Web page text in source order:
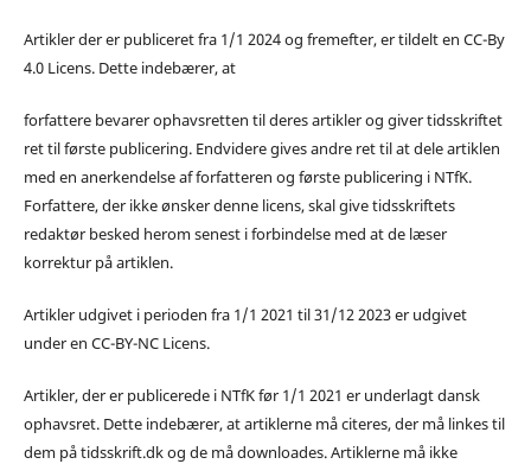
Artikler der er publiceret fra 1/1 2024 og fremefter, er tildelt en CC-By
4.0 Licens. Dette indebærer, at
forfattere bevarer ophavsretten til deres artikler og giver tidsskriftet
ret til første publicering. Endvidere gives andre ret til at dele artiklen
med en anerkendelse af forfatteren og første publicering i NTfK.
Forfattere, der ikke ønsker denne licens, skal give tidsskriftets
redaktør besked herom senest i forbindelse med at de læser
korrektur på artiklen.
Artikler udgivet i perioden fra 1/1 2021 til 31/12 2023 er udgivet
under en CC-BY-NC Licens.
Artikler, der er publicerede i NTfK før 1/1 2021 er underlagt dansk
ophavsret. Dette indebærer, at artiklerne må citeres, der må linkes til
dem på tidsskrift.dk og de må downloades. Artiklerne må ikke